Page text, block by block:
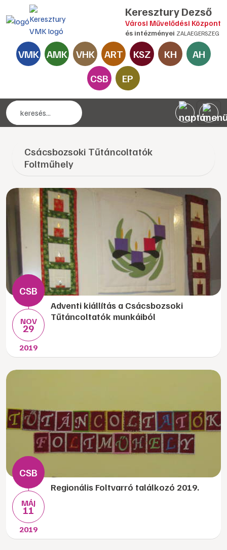
Keresztury Dezső
Városi Művelődési Központ
és intézményei ZALAEGERSZEG
VMK AMK VHK ART KSZ KH
AH
CSB
EP
Csácsbozsoki Tűtáncoltatók
Foltműhely
NOV
29
2019
Adventi kiállítás a Csácsbozsoki
Tűtáncoltatók munkáiból
MÁJ
11
2019
Regionális Foltvarró találkozó 2019.